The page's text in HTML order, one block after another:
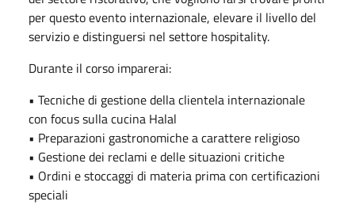
per questo evento internazionale, elevare il livello del
servizio e distinguersi nel settore hospitality.
Durante il corso imparerai:
• Tecniche di gestione della clientela internazionale
con focus sulla cucina Halal
• Preparazioni gastronomiche a carattere religioso
• Gestione dei reclami e delle situazioni critiche
• Ordini e stoccaggi di materia prima con certificazioni
speciali